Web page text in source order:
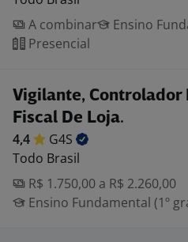
A combinar
Ensino
Presencial
Vigilante, Controlador
Fiscal De Loja.
4,4
G4S
Todo Brasil
R$ 1.750,00 a R$ 2.260,00
Ensino Fundamental (1º